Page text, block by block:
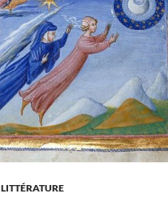
LITTÉRATURE